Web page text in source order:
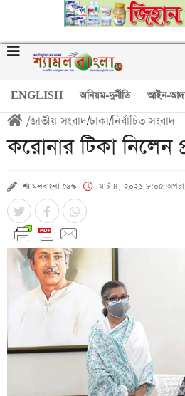
ENGLISH অনিয়ম-দুর্নীতি আইন-
/জাতীয় সংবাদ/ঢাকা/নির্বাচিত সংবাদ
করোনার টিকা নিলেন
শ্যামলবাংলা ডেস্ক মার্চ ৪, ২০২১ ৮:০৫